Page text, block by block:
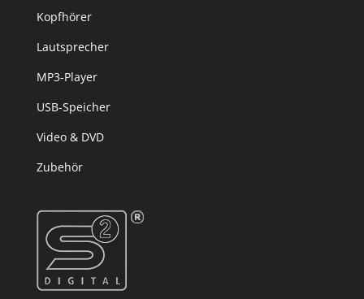
Kopfhörer
Lautsprecher
MP3-Player
USB-Speicher
Video & DVD
Zubehör